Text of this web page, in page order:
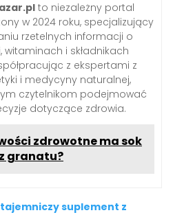
to niezależny portal
w 2024 roku, specjalizujący
rzetelnych informacji o
witaminach i składnikach
z ekspertami z
i medycyny naturalnej,
czytelnikom podejmować
dotyczące zdrowia.
zdrowotne ma sok
z granatu?
suplement z